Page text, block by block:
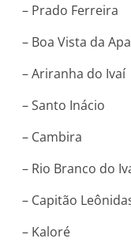
– Prado Ferreira
– Boa Vista da
– Ariranha do Ivaí
– Santo Inácio
– Cambira
– Rio Branco do
– Capitão
– Kaloré